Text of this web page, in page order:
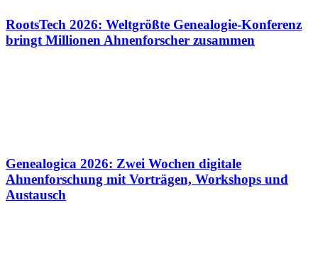
RootsTech 2026: Weltgrößte Genealogie-Konferenz
bringt Millionen Ahnenforscher zusammen
Genealogica 2026: Zwei Wochen digitale
Ahnenforschung mit Vorträgen, Workshops und
Austausch